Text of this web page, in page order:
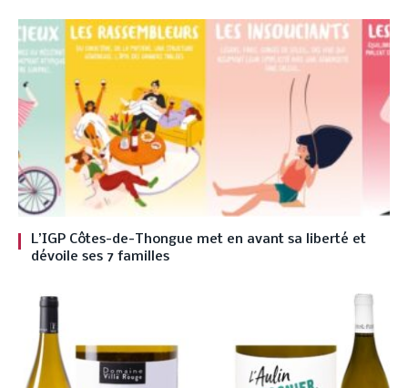
L’IGP Côtes-de-Thongue met en avant sa liberté et
dévoile ses 7 familles